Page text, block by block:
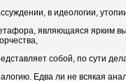
в идеологии,
являющаяся ярким
собой, по сути
Едва ли не всякая